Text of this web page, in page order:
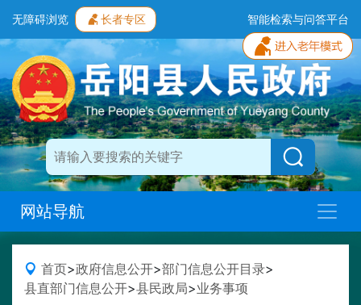
无障碍浏览 长者专区 智能检索与问答平台
网站导航
首页>政府信息公开>部门信息公开目录>
县直部门信息公开>县民政局>业务事项